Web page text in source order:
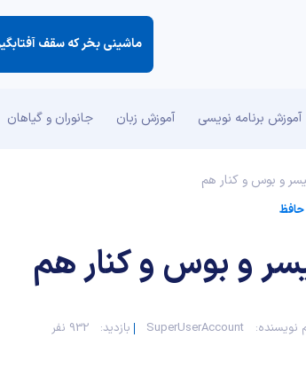
ماشینی بخر كه سقف
آموزش برنامه نویسی آموزش زبان جانوران و گیاهان
و بوس و کنار هم
حافظ
و بوس و کنار هم
نویسنده: SuperUserAccount بازدید: 932 نفر